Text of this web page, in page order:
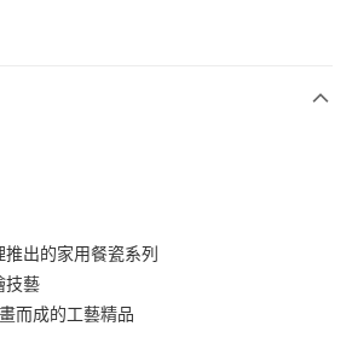
出的家用餐瓷系列
技藝
而成的工藝精品